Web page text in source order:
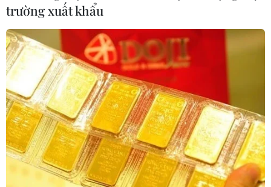
Hàn Quốc và Trung Quốc tổ chức đối
thoại quân sự cấp cao
20/09/2017 11:09
Ông Vưu Hải Đào là quan chức quốc phòng cấp cao
đầu tiên của Trung Quốc đến thăm Hàn Quốc kể từ khi
trường xuất khẩu